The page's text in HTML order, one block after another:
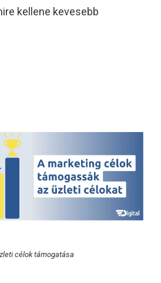
kellene kevesebb
célok támogatása